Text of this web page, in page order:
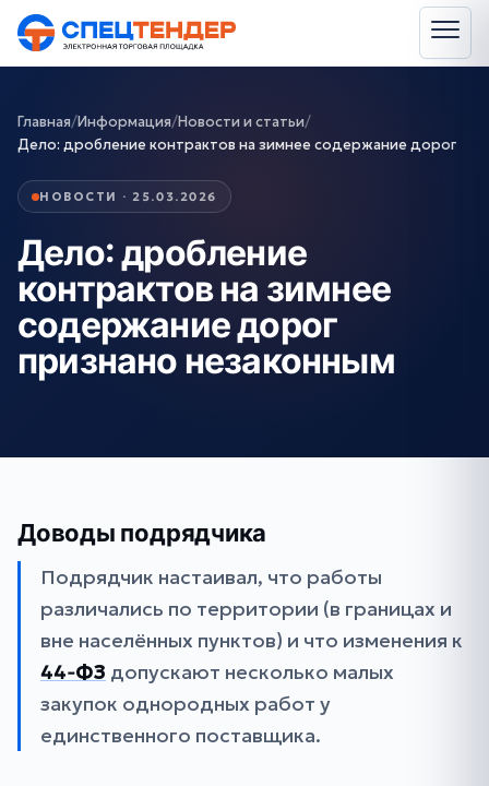
Главная/Информация/Новости и статьи/
Дело: дробление контрактов на зимнее содержание дорог
НОВОСТИ · 25.03.2026
Дело: дробление
контрактов на зимнее
содержание дорог
признано незаконным
Доводы подрядчика
Подрядчик настаивал, что работы
различались по территории (в границах и
вне населённых пунктов) и что изменения к
44‑ФЗ допускают несколько малых
закупок однородных работ у
единственного поставщика.